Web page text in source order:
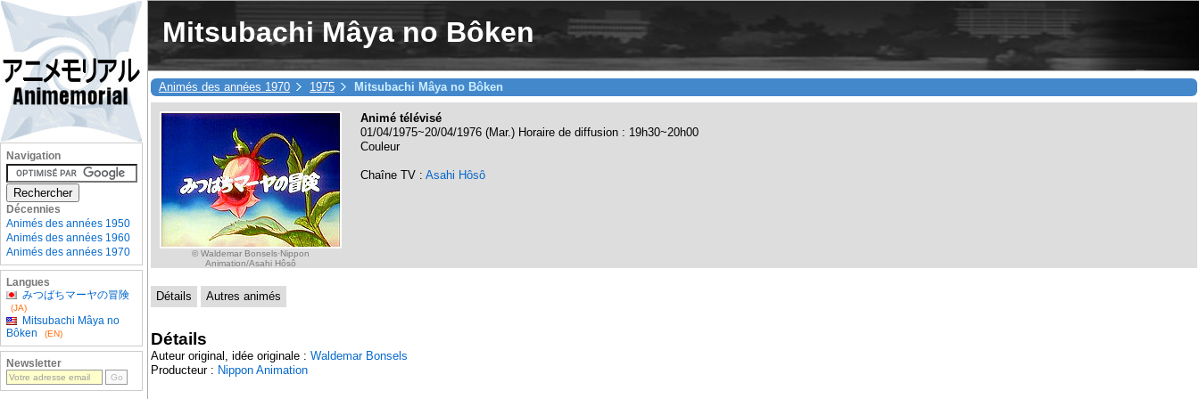
Mitsubachi Mâya no Bôken
Animés des années 1970 1975 Mitsubachi Mâya no Bôken
© Waldemar Bonsels·Nippon
Animation/Asahi Hôsô
Animé télévisé
01/04/1975~20/04/1976 (Mar.) Horaire de diffusion : 19h30~20h00
Couleur
Chaîne TV : Asahi Hôsô
Détails Autres animés
Détails
Auteur original, idée originale : Waldemar Bonsels
Producteur : Nippon Animation
Navigation
Décennies
Animés des années 1950
Animés des années 1960
Animés des années 1970
Langues
みつばちマーヤの冒険
(JA)
Mitsubachi Mâya no
Bôken
(EN)
Newsletter